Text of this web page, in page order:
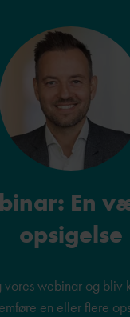
En
opsigelse
vores webinar og
en eller flere